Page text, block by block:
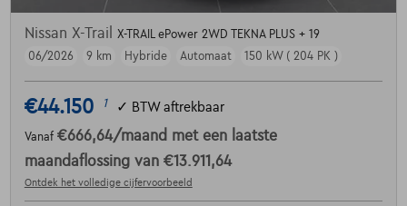
Nissan X-Trail
X-TRAIL ePower 2WD TEKNA PLUS + 19
06/2026
9 km Hybride Automaat 150 kW ( 204 PK )
€44.150 1 ✓ BTW aftrekbaar
Vanaf €666,64/maand met een laatste
maandaflossing van €13.911,64
Ontdek het volledige cijfervoorbeeld